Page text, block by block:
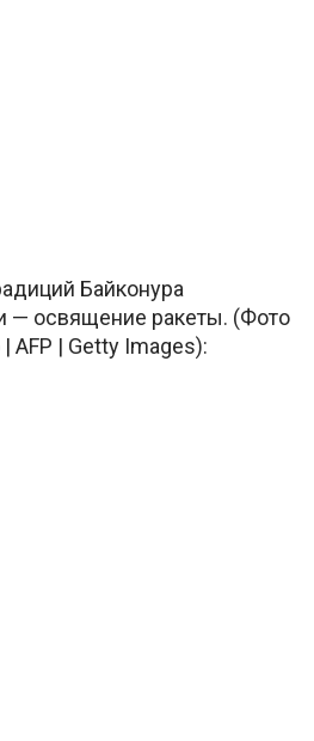
Байконура
— освящение ракеты. (Фото
AFP | Getty Images):